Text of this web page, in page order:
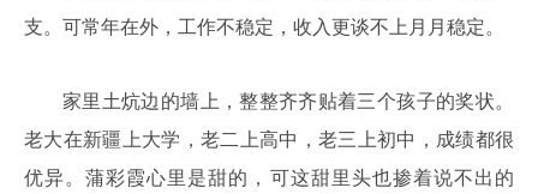
支。可常年在外，工作不稳定，收入更谈不上月月稳定。
家里土炕边的墙上，整整齐齐贴着三个孩子的奖状。
老大在新疆上大学，老二上高中，老三上初中，成绩都很
优异。蒲彩霞心里是甜的，可这甜里头也掺着说不出的